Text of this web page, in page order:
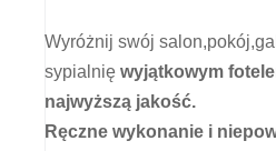
Wyróżnij swój
sypialnię wyjątkowym
najwyższą jakość.
Ręczne wykonanie i